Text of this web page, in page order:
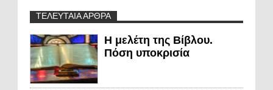
ΤΕΛΕΥΤΑΙΑ ΑΡΘΡΑ
Η μελέτη της Βίβλου.
Πόση υποκρισία